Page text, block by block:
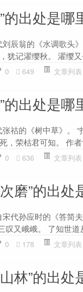
的出处是哪
刘辰翁的《水调歌头
犹记濯缨秋。 濯缨
0 649 文章列表
的出处是哪
张祜的《树中草》。
，荣枯君可知。 作
0 636 文章列表
磨”的出处
宋代孙应时的《答简
叹又峨峨。 了知世道
0 178 文章列表
林”的出处